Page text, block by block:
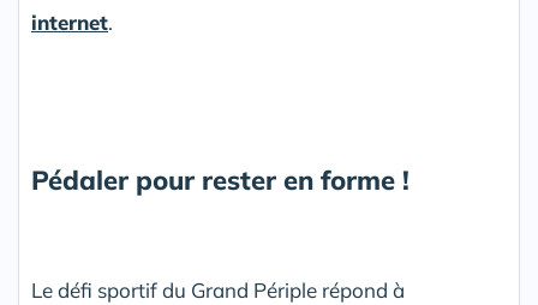
internet.
Pédaler pour rester en forme !
Le défi sportif du Grand Périple répond à